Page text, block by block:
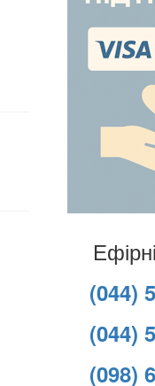
(044)
(044)
(098)